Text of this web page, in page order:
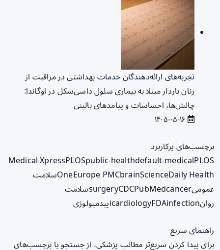
تجربه‌های ارائه‌دهندگان خدمات بهداشتی در مراقبت از
زنان باردار مبتلا به بیماری سلول داسی‌شکل در اوگاندا:
چالش‌ها، احساسات و پیامدهای بالینی
برچسب‌های پرکاربرد
Medical XpressPLOSpublic-healthdefault-medicalPLOS
OneEurope PMCbrainScienceDaily Health
سلامت
عمومی
surgeryCDCPubMedcancer
سلامت
روان
cardiologyFDAinfection اپیدمیولوژی
راهنمای سریع
برای پیدا کردن سریع‌تر مطالب پزشکی، از جستجو یا برچسب‌های